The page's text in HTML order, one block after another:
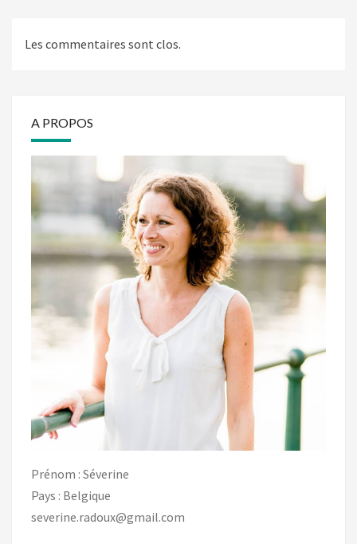
Les commentaires sont clos.
A PROPOS
Prénom : Séverine
Pays : Belgique
severine.radoux@gmail.com